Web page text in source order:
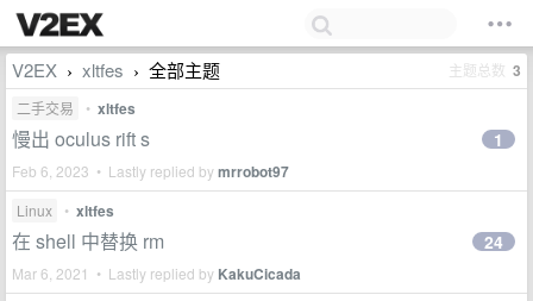
V2EX › xltfes › 全部主题 主题总数 3
二手交易 • xltfes
慢出 oculus rift s
Feb 6, 2023 • Lastly replied bymrrobot97
1
Linux • xltfes
在 shell 中替换 rm
Mar 6, 2021 • Lastly replied by KakuCicada
24